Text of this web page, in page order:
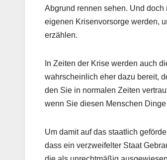
Abgrund rennen sehen. Und
eigenen Krisenvorsorge werden,
erzählen.
In Zeiten der Krise werden auch
wahrscheinlich eher dazu bereit,
den Sie in normalen Zeiten
wenn Sie diesen Menschen
Um damit auf das staatlich
dass ein verzweifelter Staat